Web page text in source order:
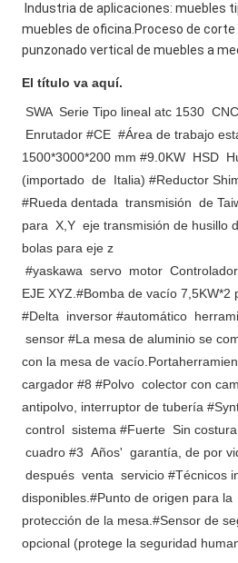
Industria de aplicaciones: muebles
muebles de oficina.Proceso de
punzonado vertical de muebles a
El título va aquí.
SWA  Serie Tipo lineal atc 1530  CNC
Enrutador #CE  #Área de trabajo
1500*3000*200 mm #9.0KW  HSD
(importado  de  Italia) #Reductor
#Rueda dentada  transmisión  de
para  X,Y  eje transmisión de husillo
bolas para eje z
#yaskawa  servo  motor
EJE XYZ.#Bomba de vacío 7,5KW*2
#Delta  inversor #automático
sensor #La mesa de aluminio se
con la mesa de
cargador #8 #Polvo  colector con
antipolvo, interruptor de tubería
control  sistema #Fuerte  Sin
cuadro #3  Años'  garantía, de por
después  venta  servicio #Técnicos
disponibles.#Punto de origen para la
protección de la mesa.#Sensor de
opcional (protege la seguridad